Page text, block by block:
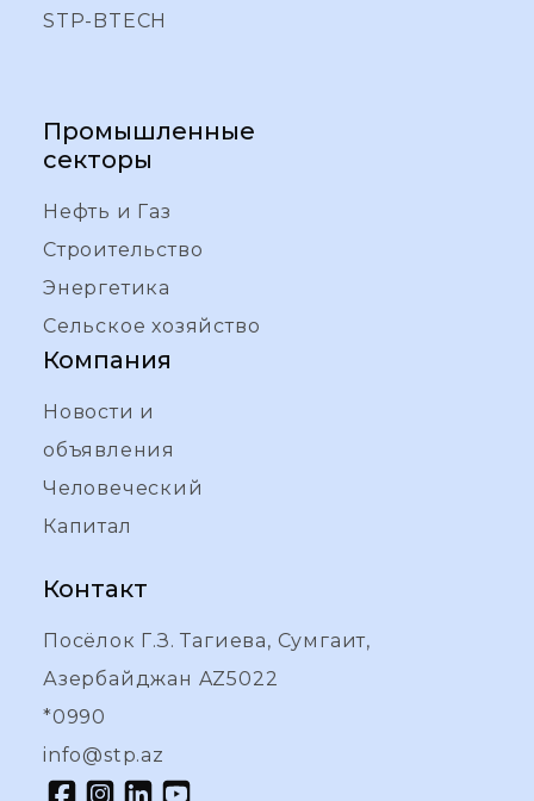
STP-BTECH
Промышленные
секторы
Нефть и Газ
Строительство
Энергетика
Сельское хозяйство
Компания
Новости и
объявления
Человеческий
Капитал
Контакт
Посёлок Г.З. Тагиева, Сумгаит,
Азербайджан AZ5022
*0990
info@stp.az